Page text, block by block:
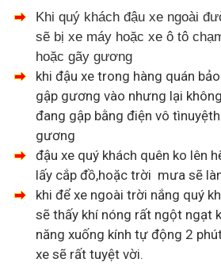
Khi quý khách đậu xe ngoài
sẽ bị xe máy hoặc xe ô tô
hoặc gãy gương
khi đậu xe trong hàng quán
gập gương vào nhưng lại
đang gập bằng điện vô
gương
đậu xe quý khách quên ko lên
lấy cắp đồ,hoặc trời mưa sẽ
khi để xe ngoài trời nắng quý
sẽ thấy khí nóng rất ngột ngạt
năng xuống kính tự động 2
xe sẽ rất tuyệt vời.